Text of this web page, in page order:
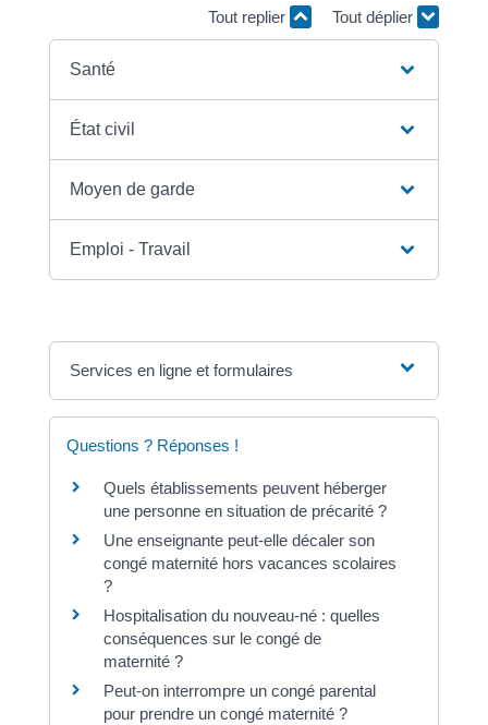
Tout replier
Tout déplier
Santé
État civil
Moyen de garde
Emploi - Travail
Services en ligne et formulaires
Questions ? Réponses !
Quels établissements peuvent héberger
une personne en situation de précarité ?
Une enseignante peut-elle décaler son
congé maternité hors vacances scolaires
?
Hospitalisation du nouveau-né : quelles
conséquences sur le congé de
maternité ?
Peut-on interrompre un congé parental
pour prendre un congé maternité ?